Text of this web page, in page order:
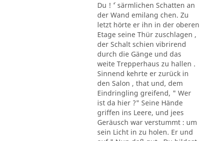
Du ! ´' särmlichen Schatten an
der Wand emilang chen. Zu
letzt hörte er ihn in der oberen
Etage seine Thür zuschlagen ,
der Schalt schien vibrirend
durch die Gänge und das
weite Trepperhaus zu hallen .
Sinnend kehrte er zurück in
den Salon , that und, dem
Eindringling greifend, " Wer
ist da hier ?" Seine Hände
griffen ins Leere, und jees
Geräusch war verstummt : um
sein Licht in zu holen. Er und